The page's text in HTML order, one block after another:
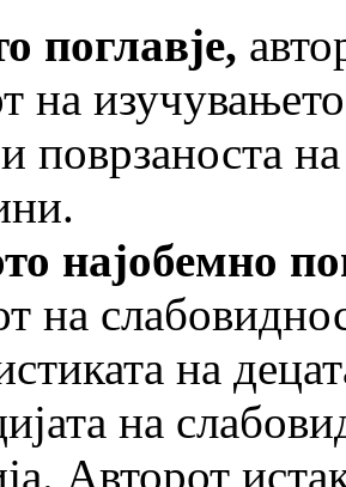
поглавје,
на
поврзаноста
најобемно
на
на
на
Авторот